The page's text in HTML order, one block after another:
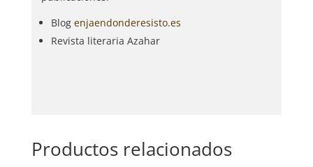
Blog enjaendonderesisto.es
Revista literaria Azahar
Productos relacionados